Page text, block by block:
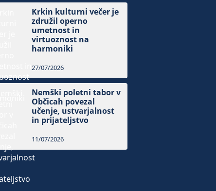
Krkin kulturni večer je
združil operno
umetnost in
virtuoznost na
harmoniki
27/07/2026
Nemški poletni tabor v
Občicah povezal
učenje, ustvarjalnost
in prijateljstvo
11/07/2026